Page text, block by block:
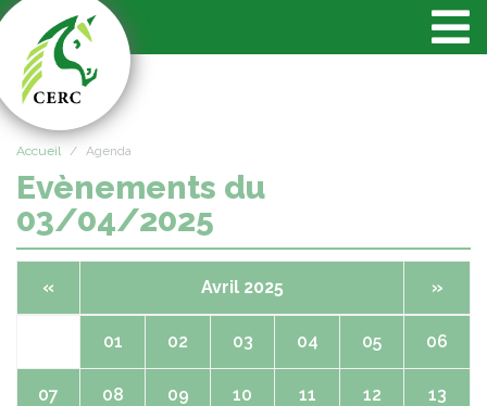
Accueil Agenda
Evènements du
03/04/2025
« Avril 2025 »
01 02 03 04 05 06
07 08 09 10 11 12 13
Panneau de gestion des cookies